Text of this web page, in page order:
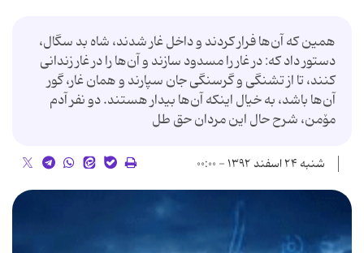
همین که آن‌ها فرار کردند و داخل غار شدند، شاه بد سگال،
دستور داد که: در غار را مسدود سازند و آن‌ها را در غار زندانی
کنند، تا از تشنگی و گرسنگی جان سپارند و همان غار، گور
آن‌ها باشد، به خیال اینکه آن‌ها بیدار هستند. دو نفر آدم
مۆمن، شرح حال این مردان حق طل
شنبه ۲۴ اسفند ۱۳۹۲ - ۰۰:۰۰